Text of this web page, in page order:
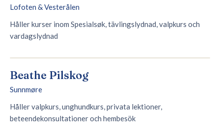
Lofoten & Vesterålen
Håller kurser inom Spesialsøk, tävlingslydnad, valpkurs och
vardagslydnad
Beathe Pilskog
Sunnmøre
Håller valpkurs, unghundkurs, privata lektioner,
beteendekonsultationer och hembesök